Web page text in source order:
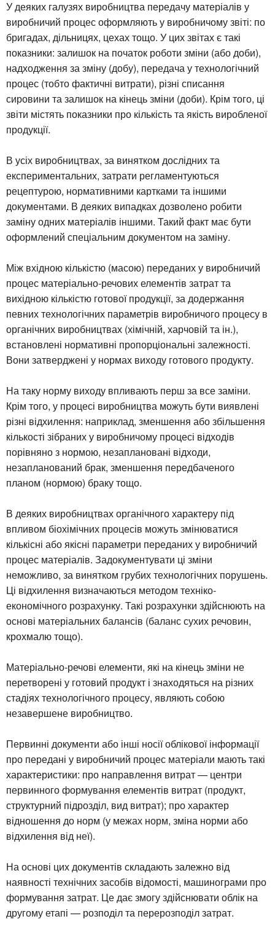
У деяких галузях виробництва передачу матеріалів у
виробничий процес оформляють у виробничому звіті: по
бригадах, дільницях, цехах тощо. У цих звітах є такі
показники: залишок на початок роботи зміни (або доби),
надходження за зміну (добу), передача у технологічний
процес (тобто фактичні витрати), різні списання
сировини та залишок на кінець зміни (доби). Крім того, ці
звіти містять показники про кількість та якість виробленої
продукції.
В усіх виробництвах, за винятком дослідних та
експериментальних, затрати регламентуються
рецептурою, нормативними картками та іншими
документами. В деяких випадках дозволено робити
заміну одних матеріалів іншими. Такий факт має бути
оформлений спеціальним документом на заміну.
Між вхідною кількістю (масою) переданих у виробничий
процес матеріально-речових елементів затрат та
вихідною кількістю готової продукції, за додержання
певних технологічних параметрів виробничого процесу в
органічних виробництвах (хімічній, харчовій та ін.),
встановлені нормативні пропорціональні залежності.
Вони затверджені у нормах виходу готового продукту.
На таку норму виходу впливають перш за все заміни.
Крім того, у процесі виробництва можуть бути виявлені
різні відхилення: наприклад, зменшення або збільшення
кількості зібраних у виробничому процесі відходів
порівняно з нормою, незаплановані відходи,
незапланований брак, зменшення передбаченого
планом (нормою) браку тощо.
В деяких виробництвах органічного характеру під
впливом біохімічних процесів можуть змінюватися
кількісні або якісні параметри переданих у виробничий
процес матеріалів. Задокументувати ці зміни
неможливо, за винятком грубих технологічних порушень.
Ці відхилення визначаються методом техніко-
економічного розрахунку. Такі розрахунки здійснюють на
основі матеріальних балансів (баланс сухих речовин,
крохмалю тощо).
Матеріально-речові елементи, які на кінець зміни не
перетворені у готовий продукт і знаходяться на різних
стадіях технологічного процесу, являють собою
незавершене виробництво.
Первинні документи або інші носії облікової інформації
про передані у виробничий процес матеріали мають такі
характеристики: про направлення витрат — центри
первинного формування елементів витрат (продукт,
структурний підрозділ, вид витрат); про характер
відношення до норм (у межах норм, зміна норми або
відхилення від неї).
На основі цих документів складають залежно від
наявності технічних засобів відомості, машинограми про
формування затрат. Це дає змогу здійснювати облік на
другому етапі — розподіл та перерозподіл затрат.